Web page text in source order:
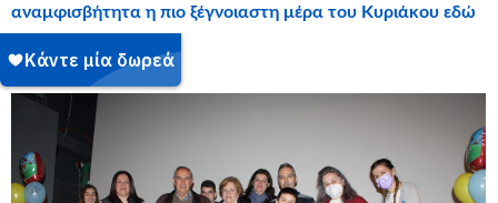
αναμφισβήτητα η πιο ξέγνοιαστη μέρα του Κυριάκου εδώ